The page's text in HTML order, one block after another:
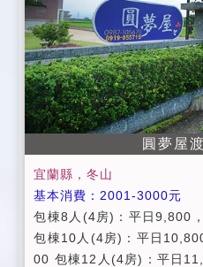
勿吸煙，不便處請見諒。 ■
客保持輕聲細語，相互尊重
貴重物品、請自行妥善保管
請見諒。 ■ 延期住宿：請於
圓夢屋
宜蘭縣，冬山
基本消費：2001-3000元
包棟8人(4房)：平日9,800
包棟10人(4房)：平日
00 包棟12人(4房)：平日